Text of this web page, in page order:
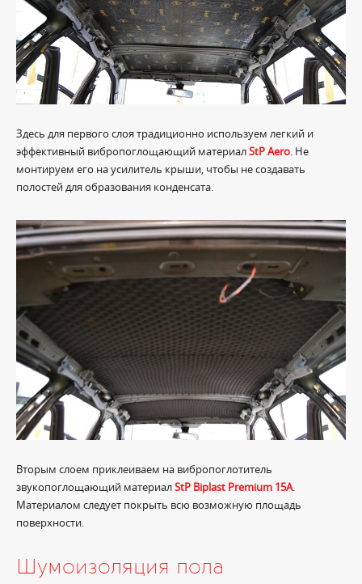
Здесь для первого слоя традиционно используем легкий и
эффективный вибропоглощающий материалStP Aero . Не
монтируем его на усилитель крыши, чтобы не создавать
полостей для образования конденсата.
Вторым слоем приклеиваем на вибропоглотитель
звукопоглощающий материалStP Biplast Premium 15A.
Материалом следует покрыть всю возможную площадь
поверхности.
Шумоизоляция пола